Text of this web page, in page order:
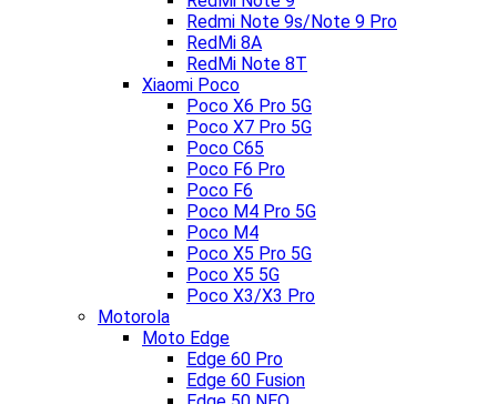
Redmi Note 9s/Note 9 Pro
RedMi 8A
RedMi Note 8T
Xiaomi Poco
Poco X6 Pro 5G
Poco X7 Pro 5G
Poco C65
Poco F6 Pro
Poco F6
Poco M4 Pro 5G
Poco M4
Poco X5 Pro 5G
Poco X5 5G
Poco X3/X3 Pro
Motorola
Moto Edge
Edge 60 Pro
Edge 60 Fusion